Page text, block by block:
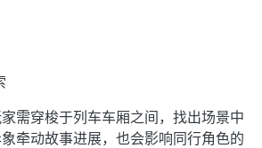
需穿梭于列车车厢之间，找出场景中
牵动故事进展，也会影响同行角色的